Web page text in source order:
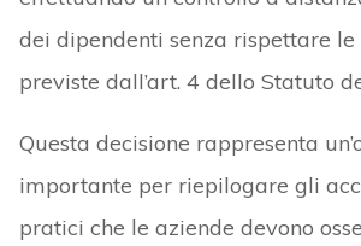
dei dipendenti senza rispettare
previste dall’art. 4 dello Statuto
Questa decisione rappresenta
importante per riepilogare gli
pratici che le aziende devono